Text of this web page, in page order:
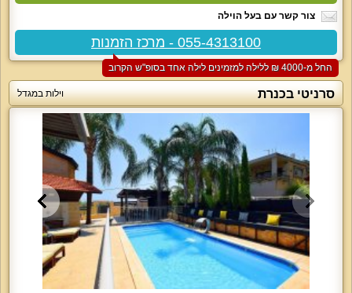
צור קשר עם בעל הוילה
055-4313100 - מרכז הזמנות
החל מ-‏4000 ₪ ללילה למזמינים לילה אחד בסופ"ש הקרוב
סרניטי בכנרת וילות במגדל